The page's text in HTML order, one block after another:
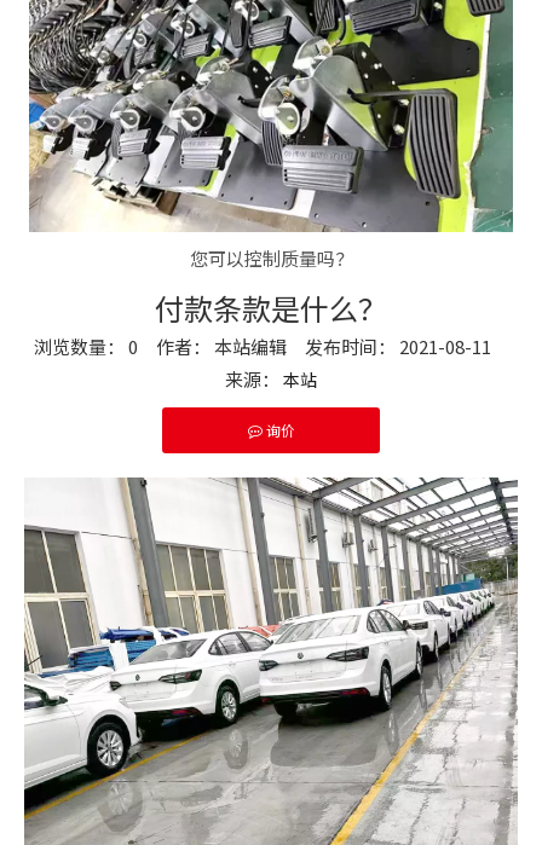
您可以控制质量吗？
付款条款是什么？
浏览数量： 0 作者： 本站编辑 发布时间： 2021-08-11
来源： 本站
询价